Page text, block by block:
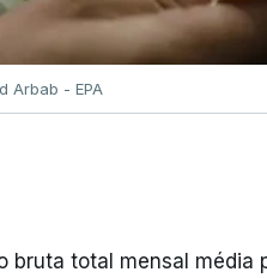
Arbab - EPA
bruta total mensal média